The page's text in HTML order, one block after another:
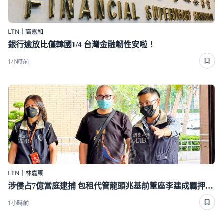
LTN｜高嘉和
銀行逾放比僅韓國1/4 台灣金融韌性安啦！
1小時前
LTN｜林嘉東
涉侵占7億當庭逮捕 包租代管龍頭兆基前董座李建成羈押禁見
1小時前